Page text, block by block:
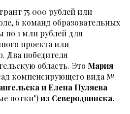
75 000 рублей или
6 команд образовательных
по 1 млн рублей для
проекта или
Два победителя
область. Это Мария
компенсирующего вида №
и Елена Пуляева
нотки")из Северодвинска.